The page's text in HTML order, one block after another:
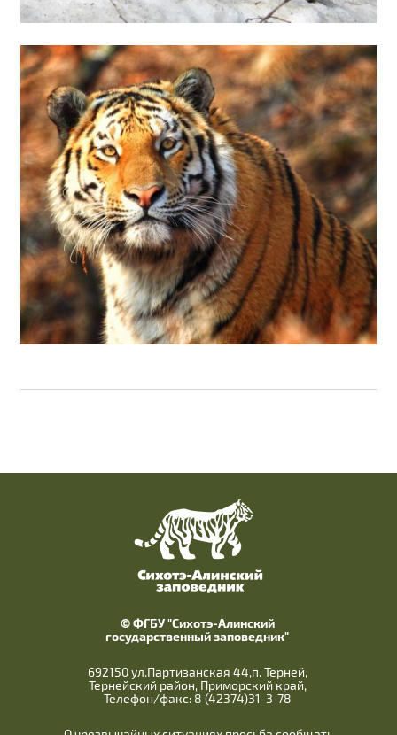
© ФГБУ "Сихотэ-Алинский
государственный заповедник"
692150 ул.Партизанская 44,п. Терней,
Тернейский район, Приморский край,
Телефон/факс: 8 (42374)31-3-78